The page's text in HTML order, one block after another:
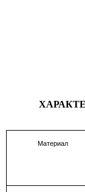
Материал